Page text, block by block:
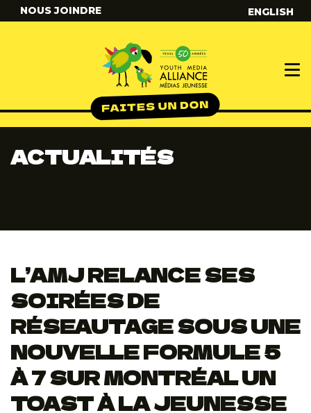
NOUS JOINDRE ENGLISH
ACTUALITÉS
L’AMJ RELANCE SES
SOIRÉES DE
RÉSEAUTAGE SOUS UNE
NOUVELLE FORMULE 5
À 7 SUR MONTRÉAL UN
TOAST À LA JEUNESSE